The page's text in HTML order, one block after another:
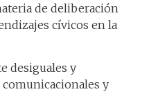
de deliberación
cívicos en la
desiguales y
y